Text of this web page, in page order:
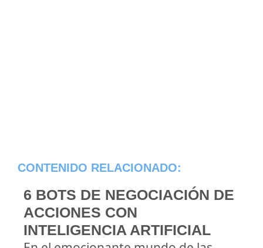
CONTENIDO RELACIONADO:
6 BOTS DE NEGOCIACIÓN DE
ACCIONES CON
INTELIGENCIA ARTIFICIAL